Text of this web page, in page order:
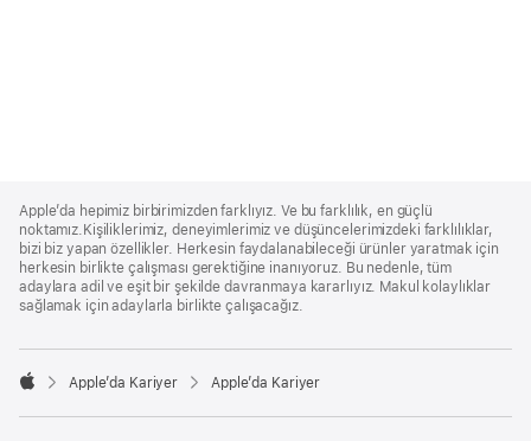
Footer
Apple’da hepimiz birbirimizden farklıyız. Ve bu farklılık, en güçlü
noktamız.Kişiliklerimiz, deneyimlerimiz ve düşüncelerimizdeki farklılıklar,
bizi biz yapan özellikler. Herkesin faydalanabileceği ürünler yaratmak için
herkesin birlikte çalışması gerektiğine inanıyoruz. Bu nedenle, tüm
adaylara adil ve eşit bir şekilde davranmaya kararlıyız. Makul kolaylıklar
sağlamak için adaylarla birlikte çalışacağız.

Apple’da Kariyer Apple’da Kariyer